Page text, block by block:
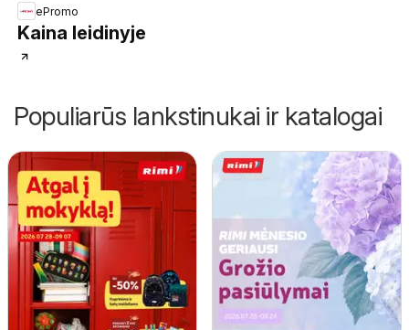
ePromo
Kaina leidinyje
Populiarūs lankstinukai ir katalogai